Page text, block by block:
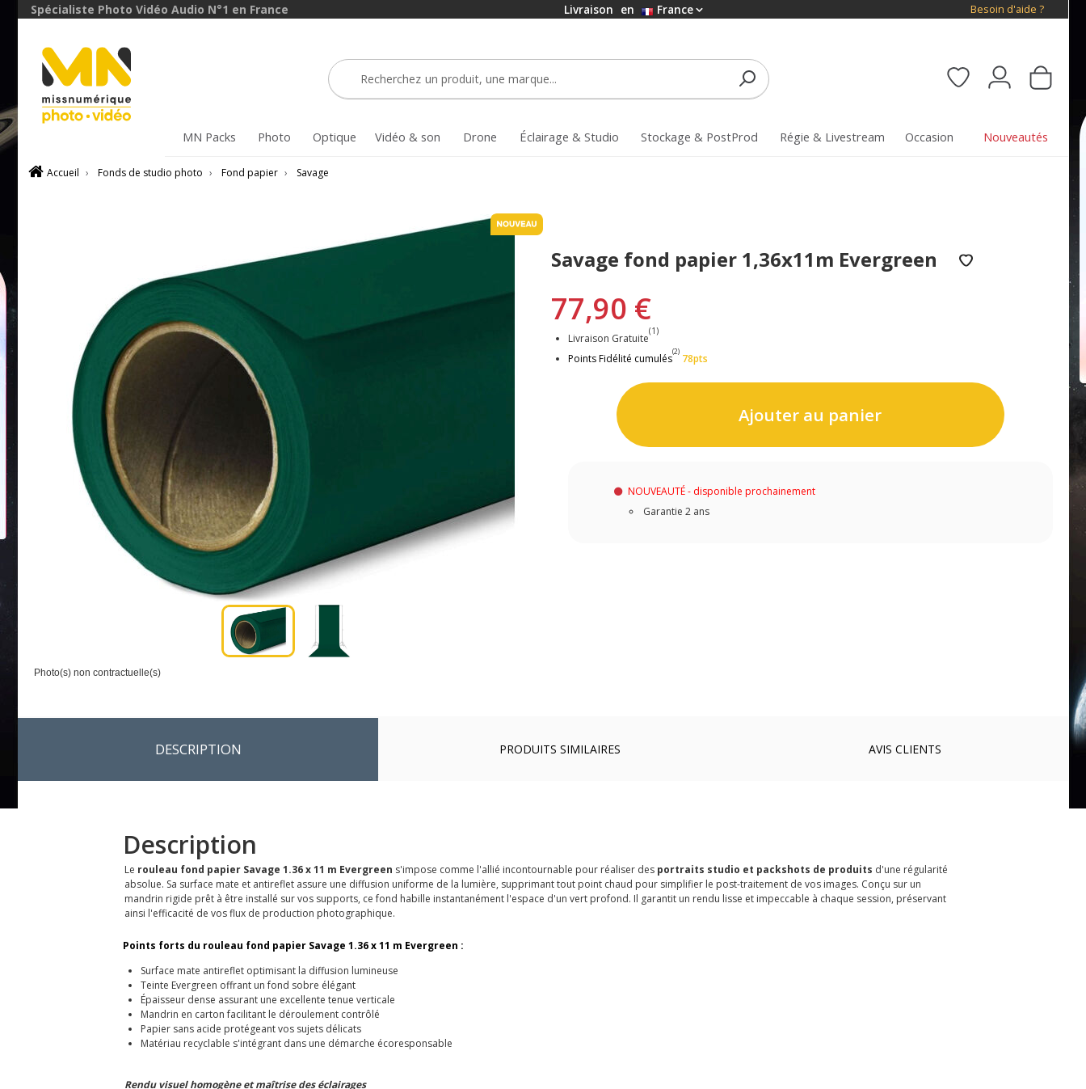
Spécialiste Photo Vidéo Audio N°1 en France Livraison en France Besoin d'aide ?
MN Packs Photo Optique Vidéo & son Drone Éclairage & Studio Stockage & PostProd Régie & Livestream Occasion Nouveautés
Accueil › Fonds de studio photo › Fond papier › Savage
Photo(s) non contractuelle(s)
Savage fond papier 1,36x11m Evergreen
77,90 €
Livraison Gratuite
(1)
Points Fidélité cumulés
(2)
78pts
Ajouter au panier
NOUVEAUTÉ - disponible prochainement
Garantie 2 ans
DESCRIPTION PRODUITS SIMILAIRES AVIS CLIENTS
Description
Le rouleau fond papier Savage 1.36 x 11 m Evergreen s'impose comme l'allié incontournable pour réaliser des portraits studio et packshots de produits d'une régularité
absolue. Sa surface mate et antireflet assure une diffusion uniforme de la lumière, supprimant tout point chaud pour simplifier le post-traitement de vos images. Conçu sur un
mandrin rigide prêt à être installé sur vos supports, ce fond habille instantanément l'espace d'un vert profond. Il garantit un rendu lisse et impeccable à chaque session, préservant
ainsi l'efficacité de vos flux de production photographique.
Points forts du rouleau fond papier Savage 1.36 x 11 m Evergreen :
Surface mate antireflet optimisant la diffusion lumineuse
Teinte Evergreen offrant un fond sobre élégant
Épaisseur dense assurant une excellente tenue verticale
Mandrin en carton facilitant le déroulement contrôlé
Papier sans acide protégeant vos sujets délicats
Matériau recyclable s'intégrant dans une démarche écoresponsable
Rendu visuel homogène et maîtrise des éclairages